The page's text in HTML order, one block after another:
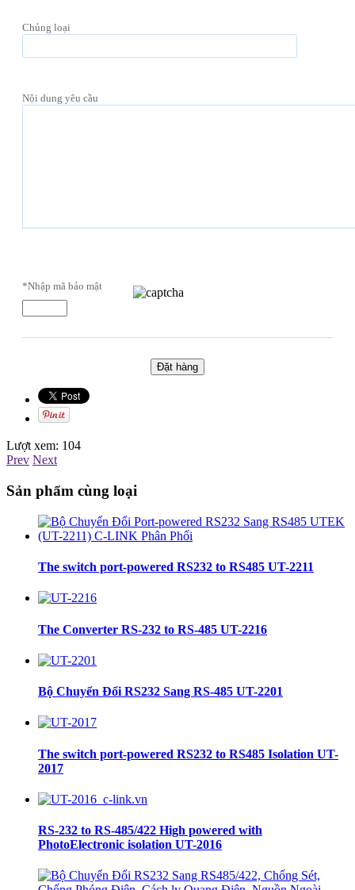
Chủng loại
Nội dung yêu cầu
*Nhập mã bảo mật
Lượt xem: 104
Prev Next
Sản phẩm cùng loại
The switch port-powered RS232 to RS485 UT-2211
The Converter RS-232 to RS-485 UT-2216
Bộ Chuyển Đổi RS232 Sang RS-485 UT-2201
The switch port-powered RS232 to RS485 Isolation UT-
2017
RS-232 to RS-485/422 High powered with
PhotoElectronic isolation UT-2016